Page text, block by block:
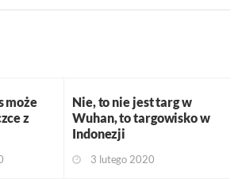
może
z
Nie, to nie jest targ w
Wuhan, to targowisko w
Indonezji
3 lutego 2020